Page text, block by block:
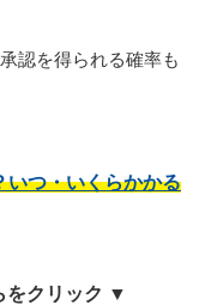
認を得られる確率も
いつ・いくらかかる
をクリック ▼